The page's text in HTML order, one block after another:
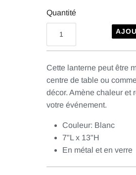
Quantité
Cette lanterne peut être
centre de table ou
décor. Amène chaleur et
votre événement.
Couleur: Blanc
7"L x 13"H
En métal et en verre